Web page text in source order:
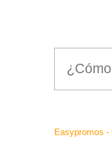
Easypromos -